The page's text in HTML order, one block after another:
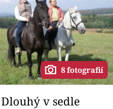
8 fotografií